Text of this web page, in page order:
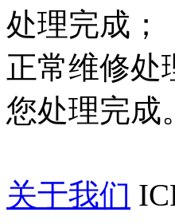
处理完成；
正常维修处
您处理完成。
关于我们